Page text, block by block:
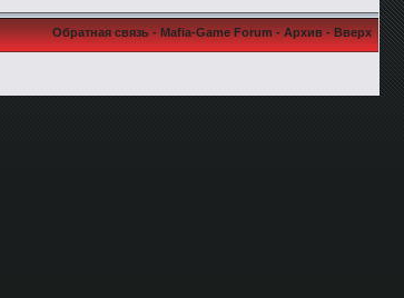
Обратная связь-Mafia-Game Forum-Архив-Вверх